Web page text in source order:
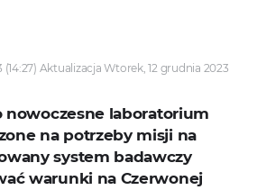
Aktualizacja Wtorek, 12 grudnia 2023
nowoczesne laboratorium
na potrzeby misji na
system badawczy
warunki na Czerwonej